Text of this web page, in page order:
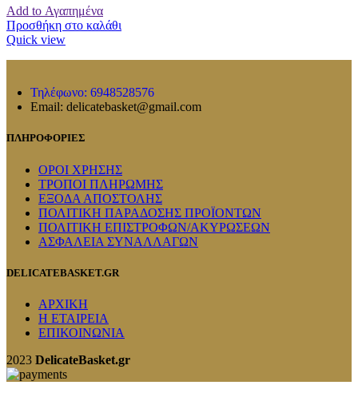
Add to Αγαπημένα
Προσθήκη στο καλάθι
Quick view
Τηλέφωνο: 6948528576
Email: delicatebasket@gmail.com
ΠΛΗΡΟΦΟΡΙΕΣ
ΟΡΟΙ ΧΡΗΣΗΣ
ΤΡΟΠΟΙ ΠΛΗΡΩΜΗΣ
ΕΞΟΔΑ ΑΠΟΣΤΟΛΗΣ
ΠΟΛΙΤΙΚΗ ΠΑΡΑΔΟΣΗΣ ΠΡΟΪΟΝΤΩΝ
ΠΟΛΙΤΙΚΗ ΕΠΙΣΤΡΟΦΩΝ/ΑΚΥΡΩΣΕΩΝ
ΑΣΦΑΛΕΙΑ ΣΥΝΑΛΛΑΓΩΝ
DELICATEBASKET.GR
ΑΡΧΙΚΗ
Η ΕΤΑΙΡΕΙΑ
ΕΠΙΚΟΙΝΩΝΙΑ
2023 DelicateBasket.gr